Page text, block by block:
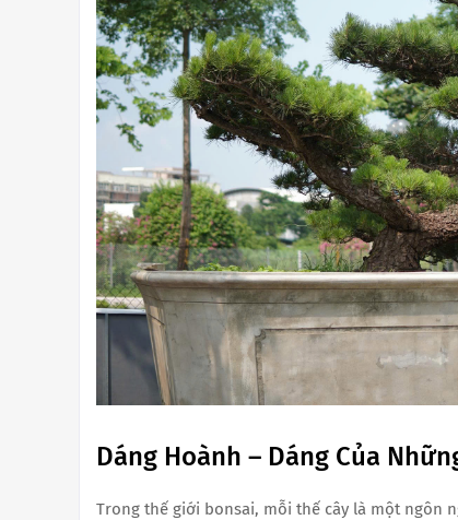
Dáng Hoành – Dáng Của
Trong thế giới bonsai, mỗi thế cây là một ngôn